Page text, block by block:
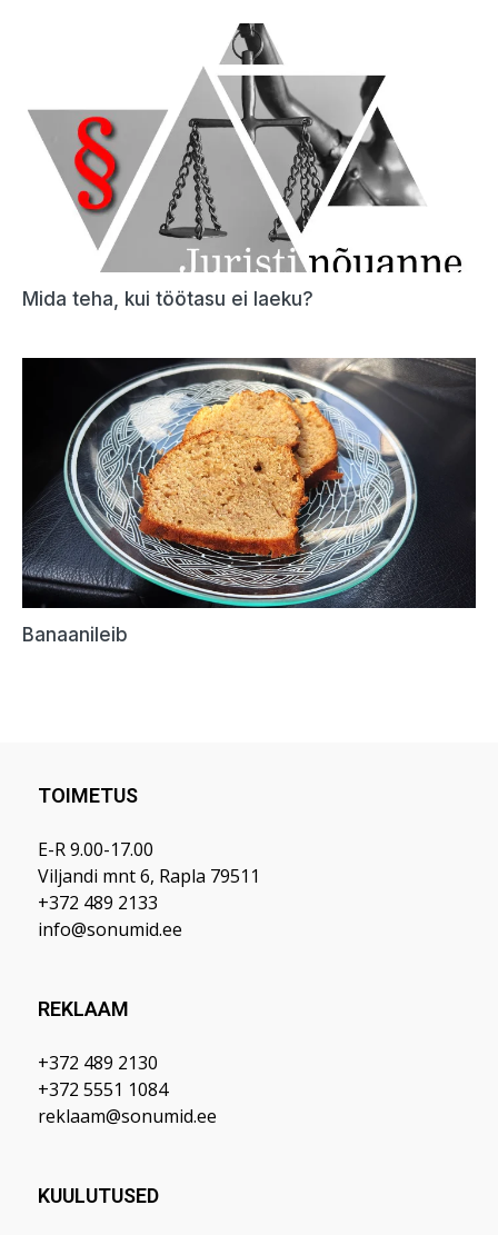
TOIMETUS
E-R 9.00-17.00
Viljandi mnt 6, Rapla 79511
+372 489 2133
info@sonumid.ee
REKLAAM
+372 489 2130
+372 5551 1084
reklaam@sonumid.ee
KUULUTUSED